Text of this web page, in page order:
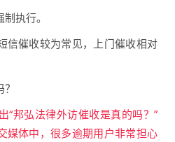
执行。
信催收较为常见，上门催收相对
“邦弘法律外访催收是真的吗？”
媒体中，很多逾期用户非常担心